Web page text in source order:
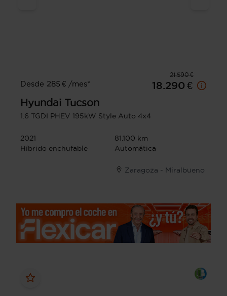
21.590 €
Desde 285 € /mes*
18.290 €
Hyundai Tucson
1.6 TGDI PHEV 195kW Style Auto 4x4
2021
81.100 km
Híbrido enchufable
Automática
Zaragoza - Miralbueno